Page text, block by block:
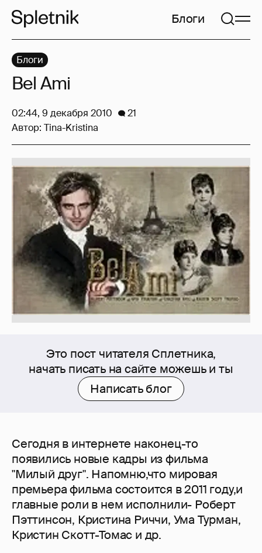
Блоги
Это пост читателя Сплетника,
начать писать на сайте можешь и ты
Написать блог
Сегодня в интернете наконец-то
появились новые кадры из фильма
"Милый друг". Напомню,что мировая
премьера фильма состоится в 2011 году,и
главные роли в нем исполнили- Роберт
Пэттинсон, Кристина Риччи, Ума Турман,
Кристин Скотт-Томас и др.
Блоги
Bel Ami
02:44, 9 декабря 2010
21
Автор: Tina-Kristina